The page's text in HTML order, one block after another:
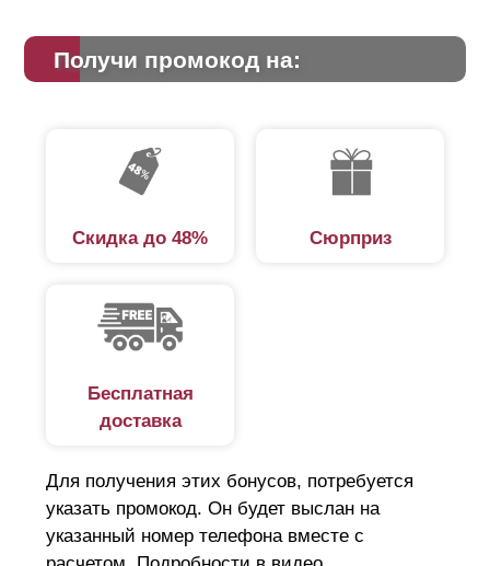
Получи промокод на:
Скидка до 48% Сюрприз
Бесплатная
доставка
Для получения этих бонусов, потребуется
указать промокод. Он будет выслан на
указанный номер телефона вместе с